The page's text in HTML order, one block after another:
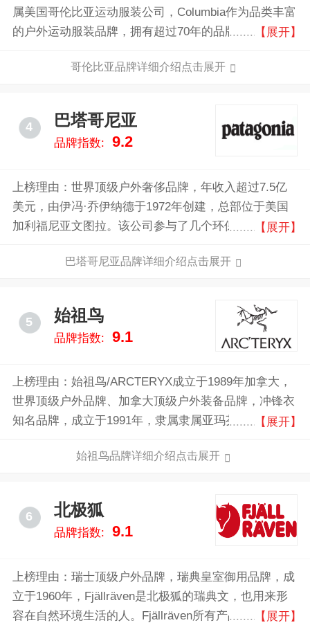
属美国哥伦比亚运动服装公司，Columbia作为品类丰富
的户外运动服装品牌，拥有超过70年的品牌经验，旗下
【展开】
哥伦比亚品牌详细介绍点击展开
4 巴塔哥尼亚
品牌指数: 9.2
上榜理由：世界顶级户外奢侈品牌，年收入超过7.5亿
美元，由伊冯·乔伊纳德于1972年创建，总部位于美国
加利福尼亚文图拉。该公司参与了几个环保运动，具有
润，捐献给环保组织，并共同创建了"1% For the
【展开】
巴塔哥尼亚品牌详细介绍点击展开
5 始祖鸟
品牌指数: 9.1
上榜理由：始祖鸟/ARCTERYX成立于1989年加拿大，
世界顶级户外品牌、加拿大顶级户外装备品牌，冲锋衣
知名品牌，成立于1991年，隶属隶属亚玛芬体育集团，
中国等地，Arc’teryx的产品线涉及有户外服装、背包和
【展开】
始祖鸟品牌详细介绍点击展开
6 北极狐
品牌指数: 9.1
上榜理由：瑞士顶级户外品牌，瑞典皇室御用品牌，成
立于1960年，Fjällräven是北极狐的瑞典文，也用来形
容在自然环境生活的人。Fjällräven所有产品的设计均
【展开】